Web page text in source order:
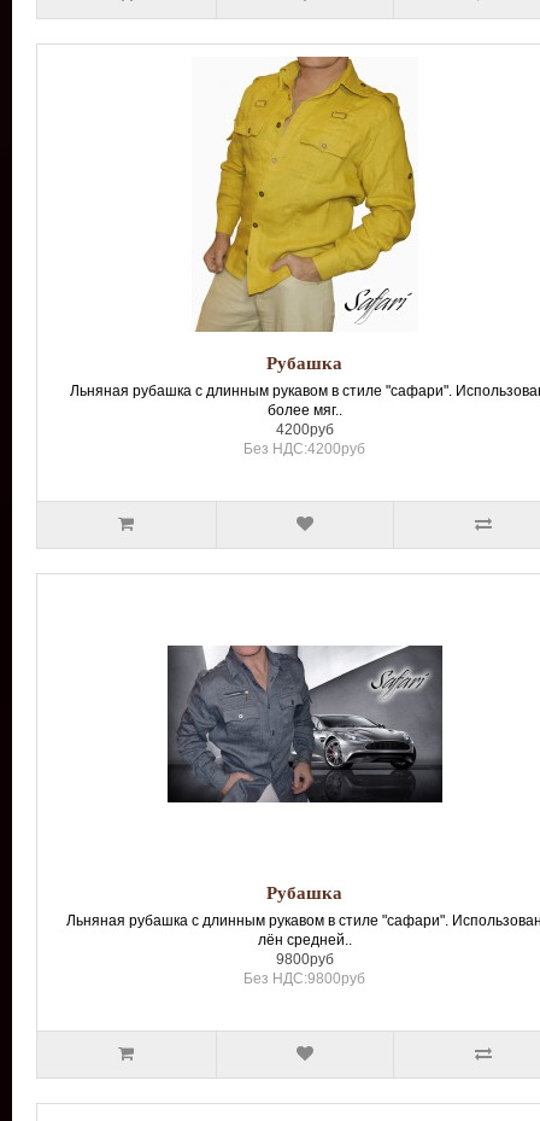
Рубашка
Льняная рубашка с длинным рукавом в стиле "сафари".
более мяг..
4200руб
Без НДС:4200руб
Рубашка
Льняная рубашка с длинным рукавом в стиле "сафари".
лён средней..
9800руб
Без НДС:9800руб